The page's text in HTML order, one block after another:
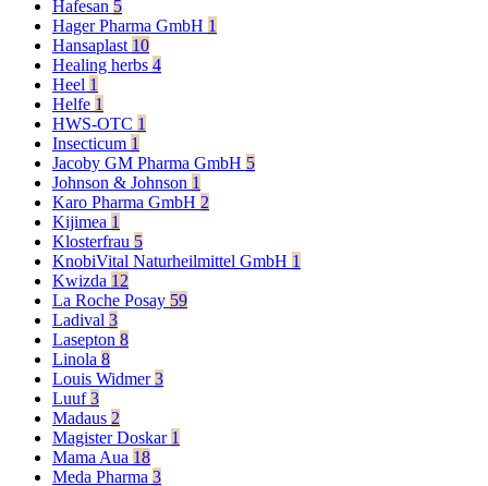
Hafesan 5
Hager Pharma GmbH 1
Hansaplast 10
Healing herbs 4
Heel 1
Helfe 1
HWS-OTC 1
Insecticum 1
Jacoby GM Pharma GmbH 5
Johnson & Johnson 1
Karo Pharma GmbH 2
Kijimea 1
Klosterfrau 5
KnobiVital Naturheilmittel GmbH 1
Kwizda 12
La Roche Posay 59
Ladival 3
Lasepton 8
Linola 8
Louis Widmer3
Luuf3
Madaus 2
Magister Doskar 1
Mama Aua 18
Meda Pharma 3